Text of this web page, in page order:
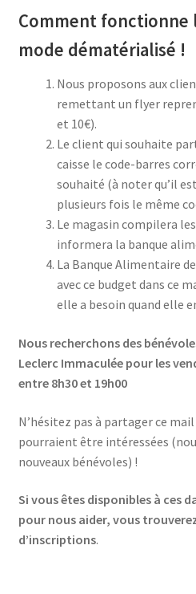
Comment fonctionne
mode dématérialisé !
Nous proposons aux
remettant un flyer
et 10€).
Le client qui souhaite
caisse le code-barres
souhaité (à noter qu’il
plusieurs fois le même
Le magasin compilera
informera la banque
La Banque Alimentaire
avec ce budget dans ce
elle a besoin quand elle
Nous recherchons des
Leclerc Immaculée pour les
entre 8h30 et 19h00
N’hésitez pas à partager ce
pourraient être intéressées
nouveaux bénévoles) !
Si vous êtes disponibles à ces
pour nous aider, vous
d’inscriptions.